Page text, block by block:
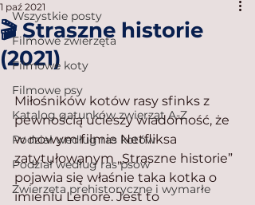
Wszystkie posty
Filmowe zwierzęta
Filmowe koty
Filmowe psy
Katalog gatunków zwierząt A-Z
Podział według ras kotów
Podział według ras psów
Zwierzęta prehistoryczne i wymarłe
🎬 Straszne historie
(2021)
1 paź 2021
Miłośników kotów rasy sfinks z
pewnością ucieszy wiadomość, że
w nowym filmie Netfliksa
zatytułowanym „Straszne historie”
pojawia się właśnie taka kotka o
imieniu Lenore. Jest to